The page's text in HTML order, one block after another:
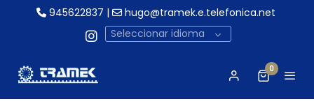
945622837 |
hugo@tramek.e.telefonica.net
Seleccionar idioma
0